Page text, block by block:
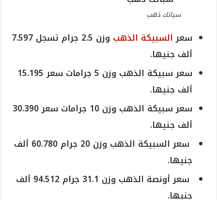
سبائك ذهب
سعرالسبيكة الذهب
وزن 2.5 جرام تسجل 7.597
ألف جنيها.
ألف جنيها.
سعر سبيكة الذهب وزن 10 جرامات سعر 30.390
ألف جنيها.
سعر السبيكة الذهب وزن 20 جرام 60.780 ألف
جنيها.
سعر أونصة الذهب وزن 31.1 جرام 94.512 ألف
جنيها.